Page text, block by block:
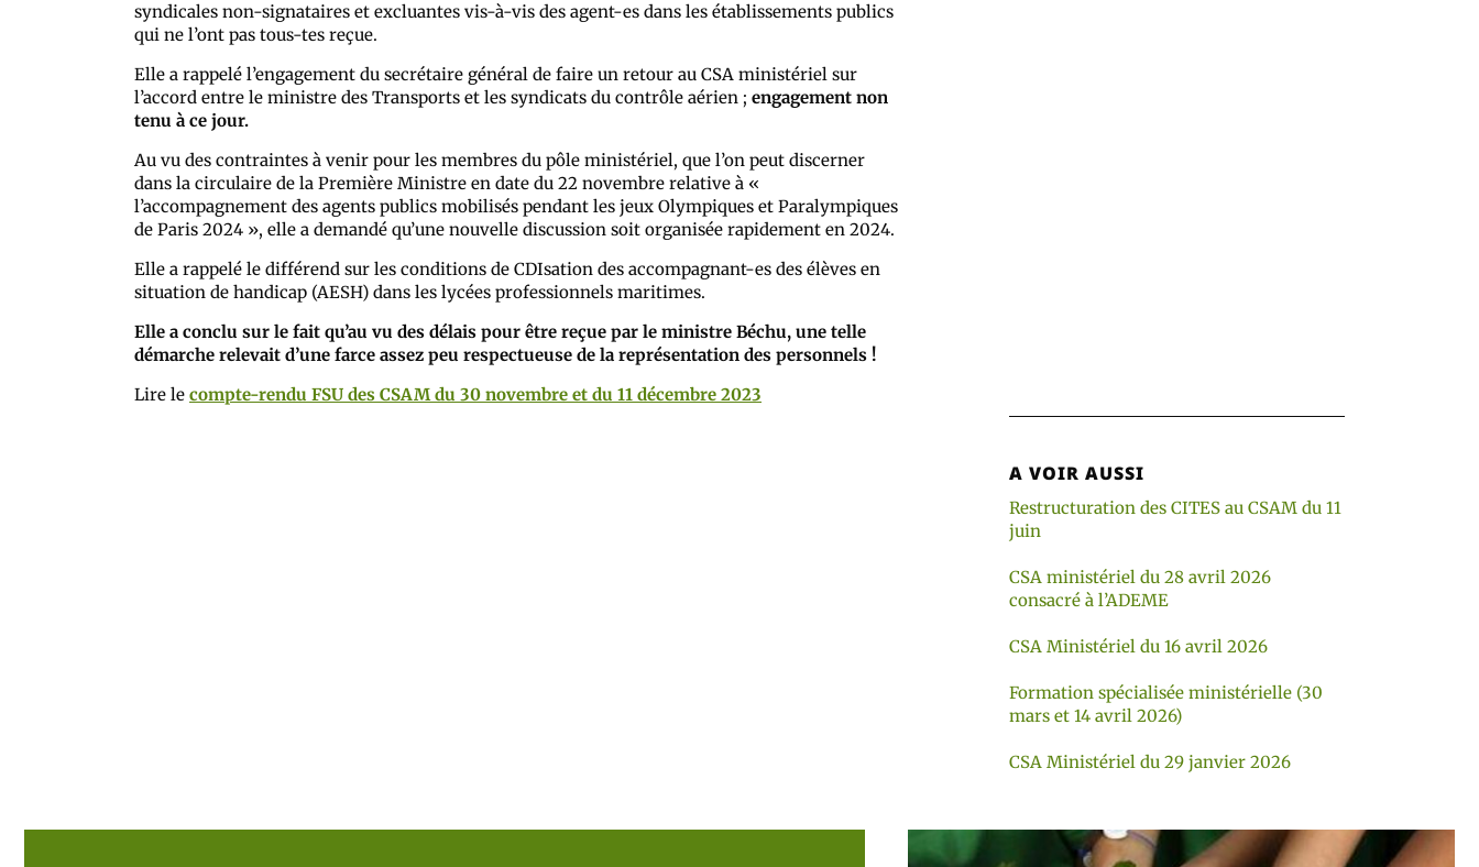
syndicales non-signataires et excluantes vis-à-vis des agent-es dans les établissements publics
qui ne l’ont pas tous-tes reçue.
Elle a rappelé l’engagement du secrétaire général de faire un retour au CSA ministériel sur
l’accord entre le ministre des Transports et les syndicats du contrôle aérien ; engagement non
tenu à ce jour.
Au vu des contraintes à venir pour les membres du pôle ministériel, que l’on peut discerner
dans la circulaire de la Première Ministre en date du 22 novembre relative à «
l’accompagnement des agents publics mobilisés pendant les jeux Olympiques et Paralympiques
de Paris 2024 », elle a demandé qu’une nouvelle discussion soit organisée rapidement en 2024.
Elle a rappelé le différend sur les conditions de CDIsation des accompagnant-es des élèves en
situation de handicap (AESH) dans les lycées professionnels maritimes.
Elle a conclu sur le fait qu’au vu des délais pour être reçue par le ministre Béchu, une telle
démarche relevait d’une farce assez peu respectueuse de la représentation des personnels !
Lire le compte-rendu FSU des CSAM du 30 novembre et du 11 décembre 2023
A VOIR AUSSI
Restructuration des CITES au CSAM du 11
juin
CSA ministériel du 28 avril 2026
consacré à l’ADEME
CSA Ministériel du 16 avril 2026
Formation spécialisée ministérielle (30
mars et 14 avril 2026)
CSA Ministériel du 29 janvier 2026